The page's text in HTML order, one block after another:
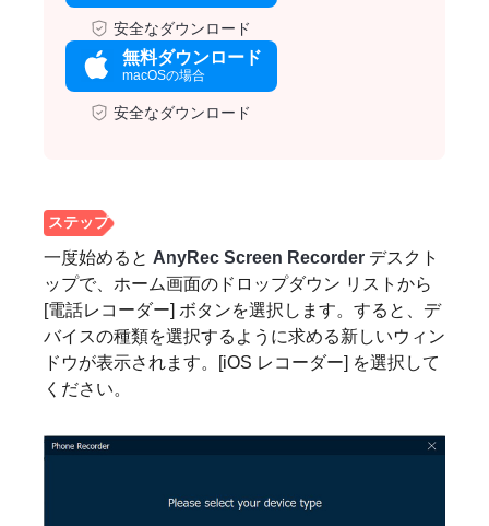
安全なダウンロード
無料ダウンロード
macOSの場合
安全なダウンロード
一度始めると AnyRec Screen Recorder デスクト
ップで、ホーム画面のドロップダウン リストから
[電話レコーダー] ボタンを選択します。すると、デ
バイスの種類を選択するように求める新しいウィン
ドウが表示されます。[iOS レコーダー] を選択して
ください。